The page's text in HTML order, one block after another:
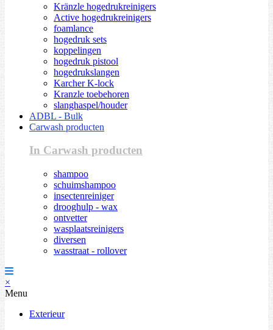
Kränzle hogedrukreinigers
Active hogedrukreinigers
foamlance
hogedruk sets
koppelingen
hogedruk pistool
hogedrukslangen
Karcher K-lock
Kranzle toebehoren
slanghaspel/houder
ADBL - Bulk
Carwash producten
In Carwash producten
shampoo
schuimshampoo
insectenreiniger
drooghulp - wax
ontvetter
wasplaatsreinigers
diversen
wasstraat - rollover
×
Menu
Exterieur